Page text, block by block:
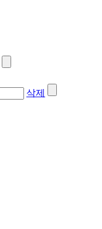
삭제